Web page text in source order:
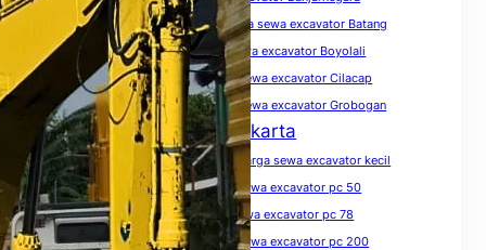
harga sewa excavator Banyumas
harga sewa excavator Batang
harga sewa excavator Blora
harga sewa excavator Boyolali
harga sewa excavator Brebes
harga sewa excavator Cilacap
harga sewa excavator Demak
harga sewa excavator Grobogan
Harga Sewa Excavator Jakarta
harga sewa excavator Jawa Tengah
harga sewa excavator kecil
harga sewa excavator Kendal
harga sewa excavator pc 50
harga sewa excavator pc 75
harga sewa excavator pc 78
harga sewa excavator pc 100
harga sewa excavator pc 200